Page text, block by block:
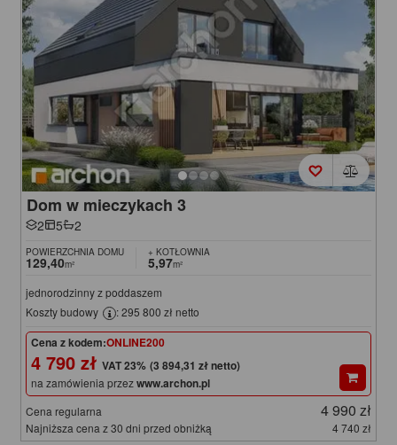
Dom w mieczykach 3
2 5 2
POWIERZCHNIA DOMU
129,40m²
+ KOTŁOWNIA
5,97m²
jednorodzinny z poddaszem
Koszty budowy
: 295 800 zł netto
Cena z kodem:ONLINE200
4 790 zł (3 894,31 zł netto)
na zamówienia przezwww.archon.pl
Cena regularna 4 990 zł
Najniższa cena z 30 dni przed obniżką 4 740 zł